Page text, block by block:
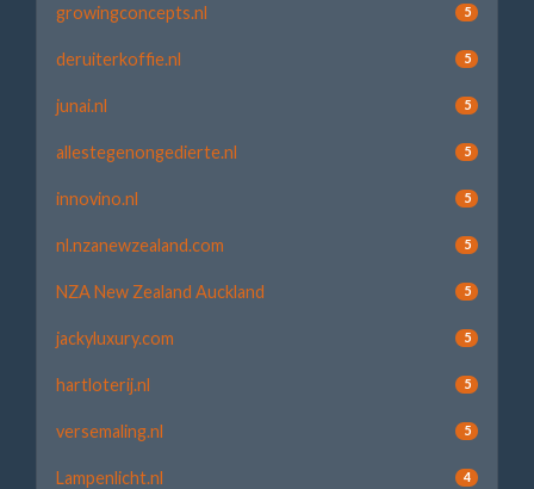
growingconcepts.nl 5
deruiterkoffie.nl 5
junai.nl 5
allestegenongedierte.nl 5
innovino.nl 5
nl.nzanewzealand.com 5
NZA New Zealand Auckland 5
jackyluxury.com 5
hartloterij.nl 5
versemaling.nl 5
Lampenlicht.nl 4